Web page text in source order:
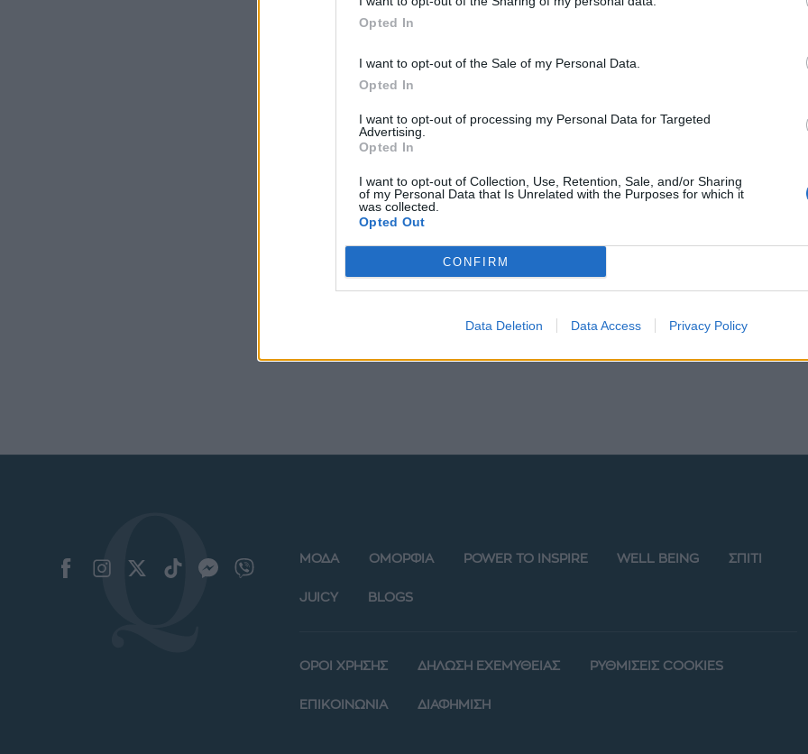
Opted In
I want to opt-out of the Sale of my Personal Data.
Opted In
I want to opt-out of processing my Personal Data for Targeted
Advertising.
Opted In
I want to opt-out of Collection, Use, Retention, Sale, and/or Sharing
of my Personal Data that Is Unrelated with the Purposes for which it
was collected.
Opted Out
CONFIRM
Data Deletion Data Access Privacy Policy
Εκμεταλλευτείτε τον ήλιο
Ηλιακή έκλειψη μόνο
λίγους
ΜΟΔΑ ΟΜΟΡΦΙΑ POWER TO INSPIRE WELL BEING ΣΠΙΤΙ
JUICY BLOGS
ΟΡΟΙ ΧΡΗΣΗΣ ΔΗΛΩΣΗ ΕΧΕΜΥΘΕΙΑΣ ΡΥΘΜΙΣΕΙΣ COOKIES
ΕΠΙΚΟΙΝΩΝΙΑ ΔΙΑΦΗΜΙΣΗ